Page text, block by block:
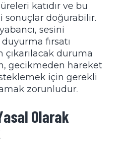
katıdır ve bu
sonuçlar doğurabilir.
sesini
fırsatı
çıkarılacak duruma
gecikmeden hareket
için gerekli
zorunludur.
Olarak